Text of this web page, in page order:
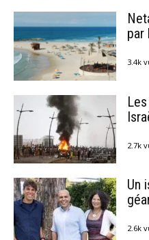
par
3.4k
2.7k
Un
2.6k